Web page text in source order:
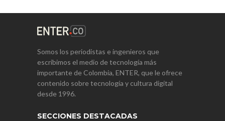
Somos los periodistas e ingenieros que
escribimos el medio de tecnología más
importante de Colombia, ENTER, que le ofrece
contenido sobre tecnología y cultura digital
desde 1996.
SECCIONES DESTACADAS